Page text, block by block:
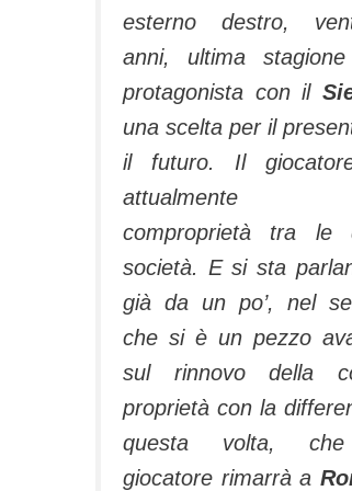
esterno de­stro,
anni, ultima
protagonista con il
una scelta per il
il futuro. Il
attualmente
comproprietà tra le
società. E si sta
già da un po’, nel
che si è un pezzo
sul rinnovo della
proprietà con la
questa volta,
giocatore rimarrà a